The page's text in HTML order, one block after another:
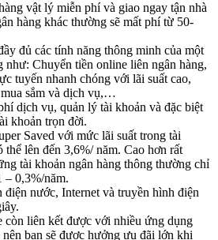
vật lý miễn phí và giao ngay tận nhà
hàng khác thường sẽ mất phí từ 50-
đủ các tính năng thông minh của một
như: Chuyển tiền online liên ngân hàng,
tuyến nhanh chóng với lãi suất cao,
sắm và dịch vụ,…
dịch vụ, quản lý tài khoản và đặc biệt
khoản trọn đời.
Saved với mức lãi suất trong tài
thể lên đến 3,6%/ năm. Cao hơn rất
tài khoản ngân hàng thông thường chỉ
– 0,3%/năm.
điện nước, Internet và truyền hình điện
còn liên kết được với nhiều ứng dụng
bạn sẽ được hưởng ưu đãi lớn khi